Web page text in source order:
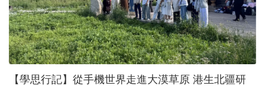
【學思行記】從手機世界走進大漠草原 港生北疆研